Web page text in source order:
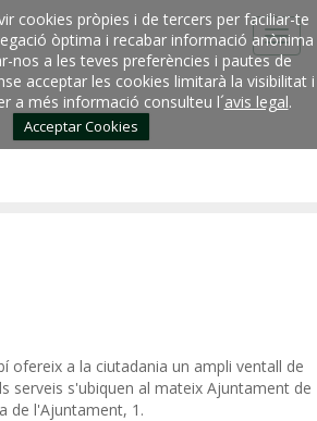
cookies pròpies i de tercers per faciliar-te
òptima i recabar informació anònima
nos a les teves preferències i pautes de
acceptar les cookies limitarà la visibilitat i
a més informació consulteu l´avis legal.
Acceptar Cookies
ofereix a la ciutadania un ampli ventall de
serveis s'ubiquen al mateix Ajuntament de
de l'Ajuntament, 1.